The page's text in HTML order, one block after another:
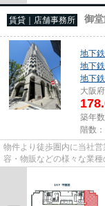
賃貸｜店舗事務所 御
地下
地下
地下
大阪府
築年
階数
物件より徒歩圏内に当社
容・物販などの様々な業種
尚、弊社ではおとり広告